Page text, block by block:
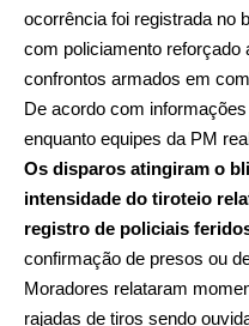
ocorrência foi registrada no
com policiamento reforçado
confrontos armados em
De acordo com
enquanto equipes da PM
Os disparos atingiram o
intensidade do tiroteio
registro de policiais
confirmação de presos ou
Moradores relataram
rajadas de tiros sendo